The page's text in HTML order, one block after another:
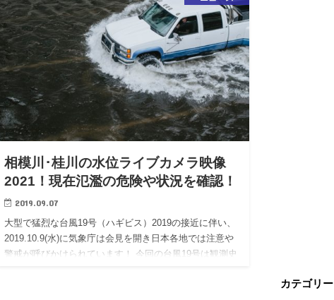
相模川･桂川の水位ライブカメラ映像
2021！現在氾濫の危険や状況を確認！
2019.09.07
大型で猛烈な台風19号（ハギビス）2019の接近に伴い、
2019.10.9(水)に気象庁は会見を開き日本各地では注意や
警戒が呼びかけられています！ 今回の台風19号は観測史
カテゴリー